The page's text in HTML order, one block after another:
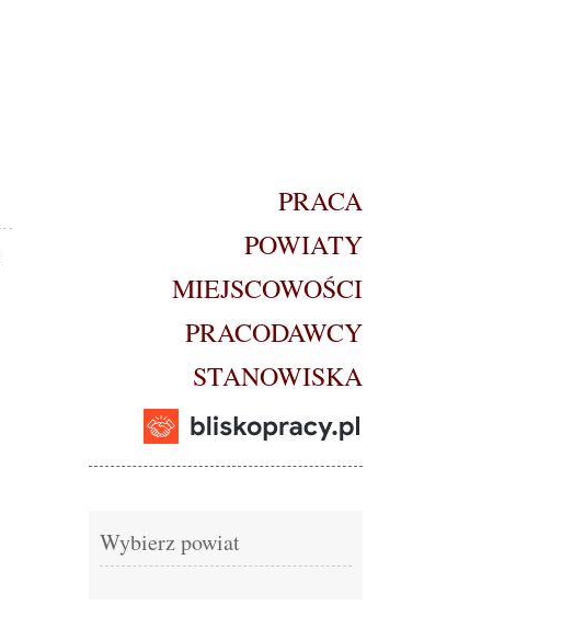
PRACA
POWIATY
MIEJSCOWOŚCI
PRACODAWCY
STANOWISKA
Wybierz powiat